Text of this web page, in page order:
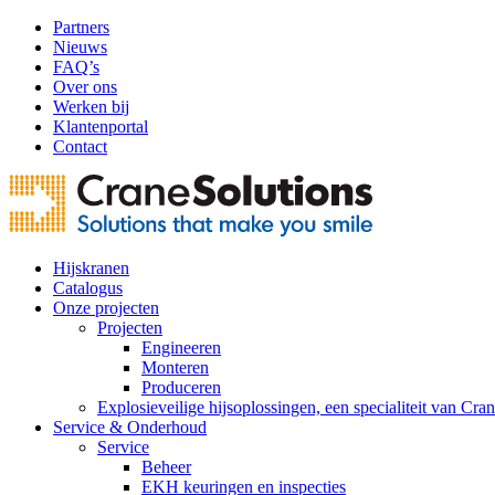
Partners
Nieuws
FAQ’s
Over ons
Werken bij
Klantenportal
Contact
Hijskranen
Catalogus
Onze projecten
Projecten
Engineeren
Monteren
Produceren
Explosieveilige hijsoplossingen, een specialiteit van
Service & Onderhoud
Service
Beheer
EKH keuringen en inspecties